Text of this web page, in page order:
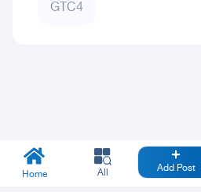
GTC4
Home All Add Post